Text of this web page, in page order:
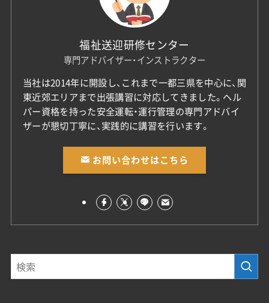
福祉送迎研修センター
専門アドバイザー・インストラクター
当社は2014年に開設し、これまで一都三県を中心に、関
東近郊エリアまで出張講習に対応してきました。ヘル
パー資格を持った安全運転・運行管理の専門アドバイ
ザーが懇切丁寧に、実践的に講習を行います。
お問い合わせはこちら